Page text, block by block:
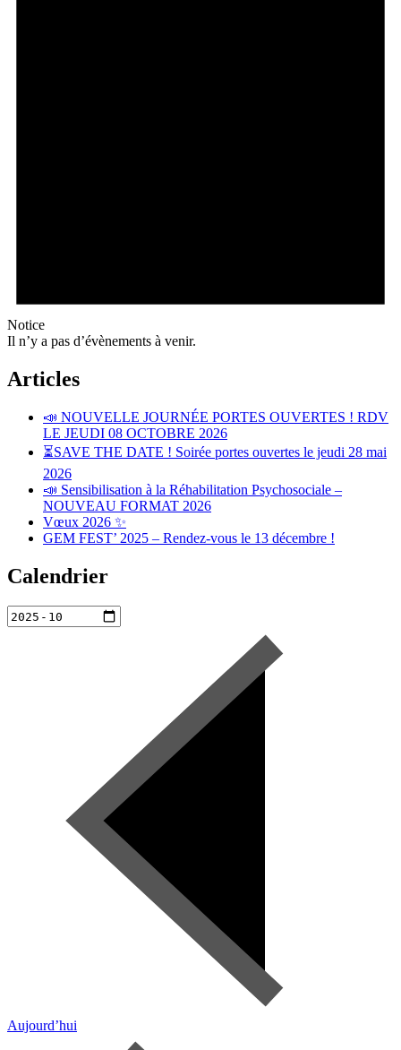
Notice
Il n’y a pas d’évènements à venir.
Articles
📣 NOUVELLE JOURNÉE PORTES OUVERTES ! RDV
LE JEUDI 08 OCTOBRE 2026
⏳SAVE THE DATE ! Soirée portes ouvertes le jeudi 28 mai
2026
📣 Sensibilisation à la Réhabilitation Psychosociale –
NOUVEAU FORMAT 2026
Vœux 2026 ✨
GEM FEST’ 2025 – Rendez-vous le 13 décembre !
Calendrier
Aujourd’hui